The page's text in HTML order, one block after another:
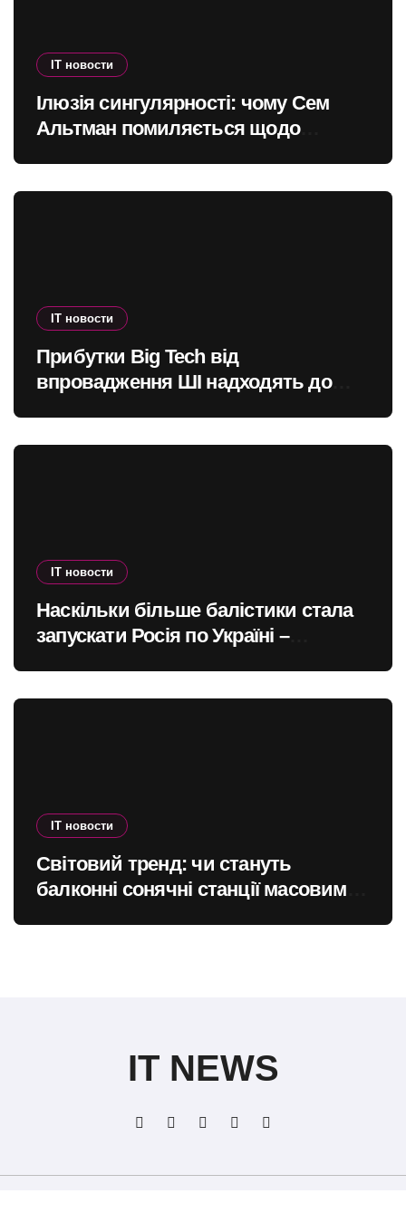
IT новости
Ілюзія сингулярності: чому Сем
Альтман помиляється щодо
IT новости
Прибутки Big Tech від
впровадження ШІ надходять до
IT новости
Наскільки більше балістики стала
запускати Росія по Україні –
IT новости
Світовий тренд: чи стануть
балконні сонячні станції масовими
IT NEWS